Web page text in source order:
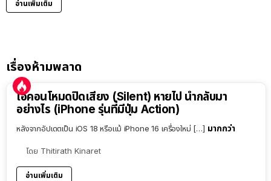
อ่านเพิ่มเติม
เรื่องห้ามพลาด
ไอคอนโหมดปิดเสียง (Silent) หายไป นำกลับมา
อย่างไร (iPhone รุ่นที่มีปุ่ม Action)
หลังจากอัปเดตเป็น iOS 18 หรือแม้ iPhone 16 เครื่องใหม่ […] มากกว่า
โดย Thitirath Kinaret
อ่านเพิ่มเติม